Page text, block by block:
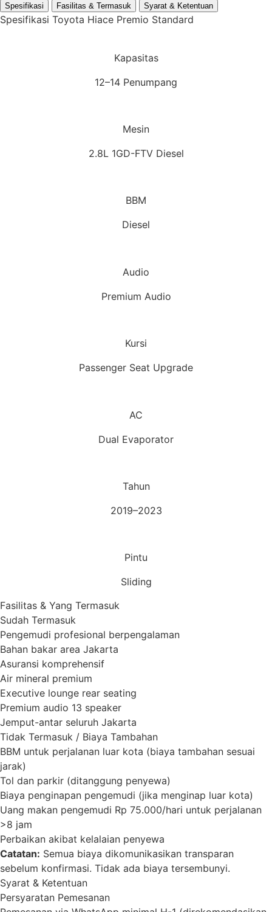
Spesifikasi Fasilitas & Termasuk Syarat & Ketentuan
Spesifikasi Toyota Hiace Premio Standard
Kapasitas
12–14 Penumpang
Mesin
2.8L 1GD-FTV Diesel
BBM
Diesel
Audio
Premium Audio
Kursi
Passenger Seat Upgrade
AC
Dual Evaporator
Tahun
2019–2023
Pintu
Sliding
Fasilitas & Yang Termasuk
Sudah Termasuk
Pengemudi profesional berpengalaman
Bahan bakar area Jakarta
Asuransi komprehensif
Air mineral premium
Executive lounge rear seating
Premium audio 13 speaker
Jemput-antar seluruh Jakarta
Tidak Termasuk / Biaya Tambahan
BBM untuk perjalanan luar kota (biaya tambahan sesuai
jarak)
Tol dan parkir (ditanggung penyewa)
Biaya penginapan pengemudi (jika menginap luar kota)
Uang makan pengemudi Rp 75.000/hari untuk perjalanan
>8 jam
Perbaikan akibat kelalaian penyewa
Catatan: Semua biaya dikomunikasikan transparan
sebelum konfirmasi. Tidak ada biaya tersembunyi.
Syarat & Ketentuan
Persyaratan Pemesanan